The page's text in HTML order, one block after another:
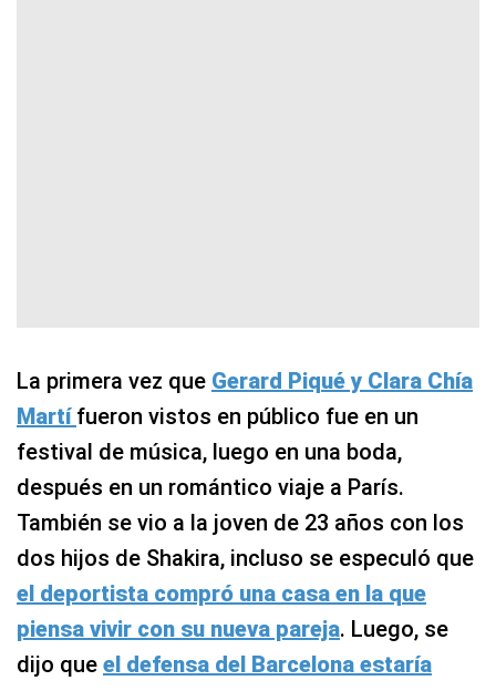
La primera vez que Gerard Piqué y Clara Chía
Martífueron vistos en público fue en un
festival de música, luego en una boda,
después en un romántico viaje a París.
También se vio a la joven de 23 años con los
dos hijos de Shakira, incluso se especuló que
el deportista compró una casa en la que
piensa vivir con su nueva pareja. Luego, se
dijo que el defensa del Barcelona estaría